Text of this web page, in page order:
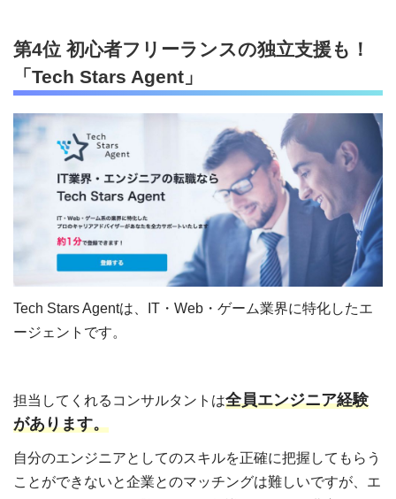
第4位 初心者フリーランスの独立支援も！
「Tech Stars Agent」
Tech Stars Agentは、IT・Web・ゲーム業界に特化したエ
ージェントです。
担当してくれるコンサルタントは全員エンジニア経験
があります。
自分のエンジニアとしてのスキルを正確に把握してもらう
ことができないと企業とのマッチングは難しいですが、エ